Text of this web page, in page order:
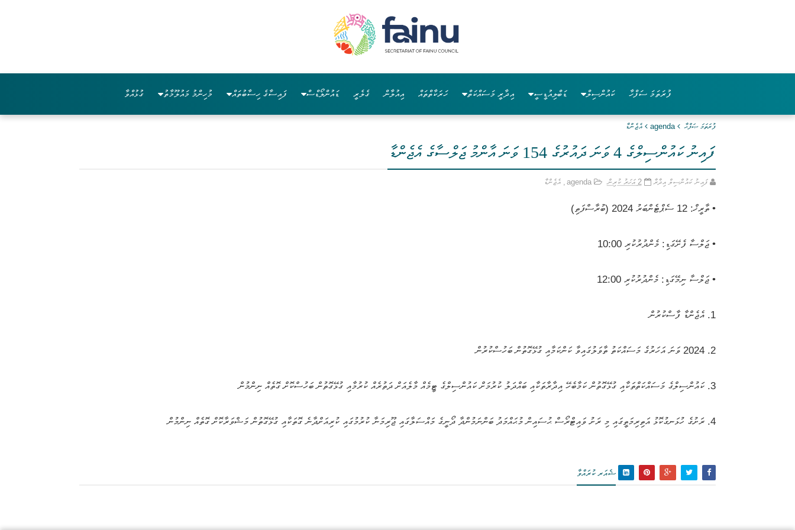
ފުރަތަމަ ސަފްހާ ކައުންސިލް ޑަބްލިއުޑީސީ އިދާރީ މަސައްކަތް ހަރަކާތްތައް އިއުލާން ގެލެރީ ޑައުންލޯޑްސް ފައިސާގެ ހިސާބުތައް މުހިންމު މައުލޫމާތު ގުޅުއްވާ
ފުރަތަމަ ޞަފްޙާ agenda އެޖެންޑާ
ފައިނު ކައުންސިލްގެ 4 ވަނަ ދައުރުގެ 154 ވަނަ އާންމު ޖަލްސާގެ އެޖެންޑާ
ފައިނު ކައުންސިލް އިދާރާ 2 އަހަރު ކުރިން agenda
,އެޖެންޑާ
• ތާރީޚް: 12 ސެޕްޓެންބަރު 2024 (ބުރާސްފަތި)
• ޖަލްސާ ފެށޭގަޑި: މެންދުރުކުރި 10:00
• ޖަލްސާ ނިމޭގަޑި: މެންދުރުކުރި 12:00
1. އެޖެންޑާ ފާސްކުރުން
2. 2024 ވަނަ އަހަރުގެ މަސައްކަތު ތާވަލުގައިވާ ކަންކަމާއި ގުޅޭގޮތުން ބަހުސްކުރުން
3. ކައުންސިލްގެ މަސައްކަތްތަކާއި ގުޅޭގޮތުން ކަމާބެހޭ އިދާރާތަކާއި ބައްދަލު ކުރުމަށް ކައުންސިލްގެ ޓީމެއް މާލެއަށް ދަތުރެއް ކުރުމާއި ގުޅޭގޮތުން ބަހުސްކޮށް ގޮތެއް ނިންމުން
4. ރަށުގެ ހުޅަނގުކޮޅު އަތިރިމަތީގައި މި ރަށު ވައިޓްރޯސް ޙުސައިން މުޙައްމަދު ބަންނަމުންދާ ދޯނީގެ މައްސަލާގައި ޖޫރިމަނާ ކުރުމުގައި ކުރިއަށްދާނެ ގޮތަކާއި ގުޅޭގޮތުން މަޝްވަރާކޮށް ގޮތެއް ނިންމުން
ޝެއަރ ކުރައްވާ